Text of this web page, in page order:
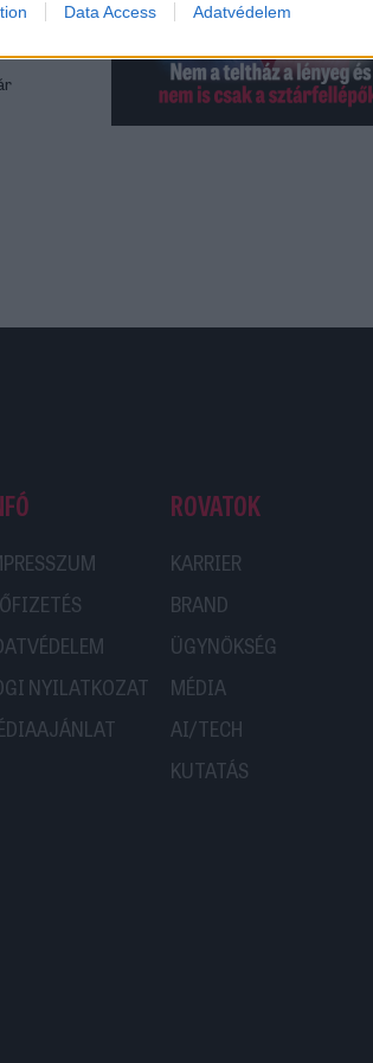
Data Access Adatvédelem
NYILATKOZAT
ROVATOK
KARRIER
BRAND
ÜGYNÖKSÉG
MÉDIA
AI/TECH
KUTATÁS